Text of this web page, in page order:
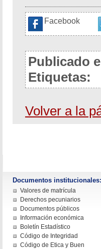
Facebook
Publicado
Etiquetas:
Volver a la
Documentos institucionales:
Valores de matrícula
Derechos pecuniarios
Documentos públicos
Información económica
Boletín Estadístico
Código de Integridad
Código de Etica y Buen